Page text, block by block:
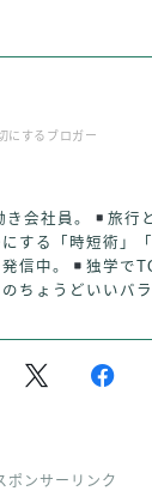
にするブロガー
会社員。
旅行
する「時短術」「
信中。
独学で
ちょうどいいバ
ポンサーリンク